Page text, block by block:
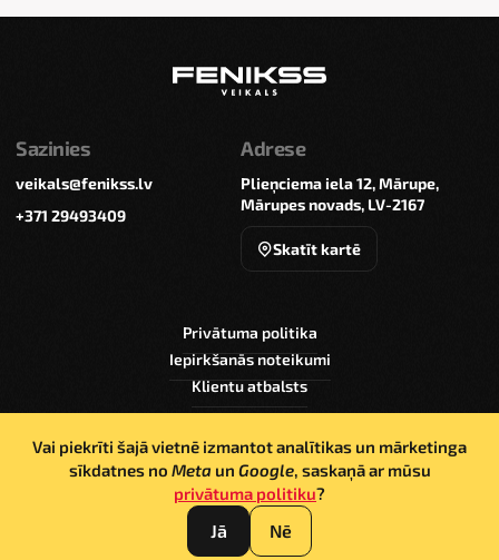
Sazinies
veikals@fenikss.lv
+371 29493409
Adrese
Plieņciema iela 12, Mārupe,
Mārupes novads, LV-2167
Skatīt kartē
Privātuma politika
Iepirkšanās noteikumi
Klientu atbalsts
© Sia Alfor 2026. Šīs vietnes saturs ir aizsargāts ar
autortiesībām, un tas pieder “SIA Alfor”
Vai piekrīti šajā vietnē izmantot analītikas un mārketinga
sīkdatnes no Meta un Google, saskaņā ar mūsu
privātuma politiku?
Jā Nē